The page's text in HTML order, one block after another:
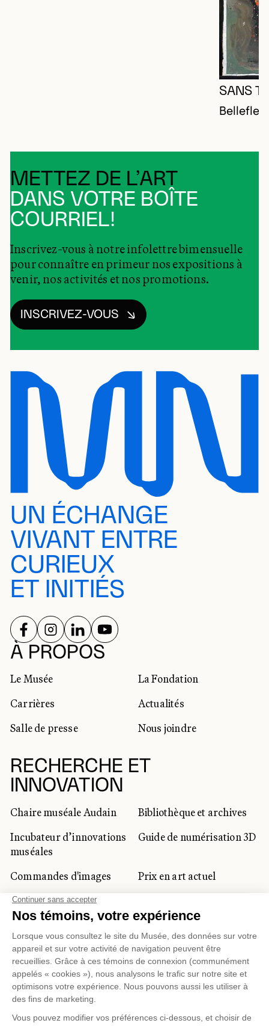
SANS
METTEZ DE L’ART
DANS VOTRE BOÎTE
COURRIEL!
Inscrivez-vous à notre infolettre bimensuelle
pour connaître en primeur nos expositions à
venir, nos activités et nos promotions.
INSCRIVEZ-VOUS
UN ÉCHANGE
VIVANT ENTRE
CURIEUX
ET INITIÉS
À PROPOS
Le Musée
La Fondation
Carrières
Actualités
Salle de presse
Nous joindre
RECHERCHE ET
INNOVATION
Chaire muséale Audain
Bibliothèque et archives
Incubateur d’innovations
muséales
Guide de numérisation 3D
Commandes d'images
Prix en art actuel
Prix Lynne-Cohen
CLIENTÈLE CORPORATIVE
ET PRIVÉE
Location d'espaces
Activités corporatives
professionnels du
RÉSEAUX SOCIAUX
SUIVEZ-NOUS SUR
SUIVEZ-NOUS SUR
SUIVEZ-NOUS SUR
SUIVEZ-NOUS SUR